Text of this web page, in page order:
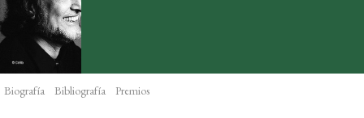
Biografía Bibliografía Premios